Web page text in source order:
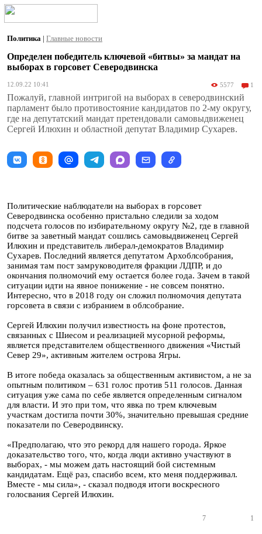
Политика | Главные новости
Определен победитель ключевой «битвы» за мандат на
выборах в горсовет Северодвинска
12.09.22 10:41 5577 1
Пожалуй, главной интригой на выборах в северодвинский
парламент было противостояние кандидатов по 2-му округу,
где на депутатский мандат претендовали самовыдвиженец
Сергей Илюхин и областной депутат Владимир Сухарев.
Политические наблюдатели на выборах в горсовет
Северодвинска особенно пристально следили за ходом
подсчета голосов по избирательному округу №2, где в главной
битве за заветный мандат сошлись самовыдвиженец Сергей
Илюхин и представитель либерал-демократов Владимир
Сухарев. Последний является депутатом Архоблсобрания,
занимая там пост замруководителя фракции ЛДПР, и до
окончания полномочий ему остается более года. Зачем в такой
ситуации идти на явное понижение - не совсем понятно.
Интересно, что в 2018 году он сложил полномочия депутата
горсовета в связи с избранием в облсобрание.
Сергей Илюхин получил известность на фоне протестов,
связанных с Шиесом и реализацией мусорной реформы,
является представителем общественного движения «Чистый
Север 29», активным жителем острова Ягры.
В итоге победа оказалась за общественным активистом, а не за
опытным политиком – 631 голос против 511 голосов. Данная
ситуация уже сама по себе является определенным сигналом
для власти. И это при том, что явка по трем ключевым
участкам достигла почти 30%, значительно превышая средние
показатели по Северодвинску.
«Предполагаю, что это рекорд для нашего города. Яркое
доказательство того, что, когда люди активно участвуют в
выборах, - мы можем дать настоящий бой системным
кандидатам. Ещё раз, спасибо всем, кто меня поддерживал.
Вместе - мы сила», - сказал подводя итоги воскресного
голосвания Сергей Илюхин.
7 1